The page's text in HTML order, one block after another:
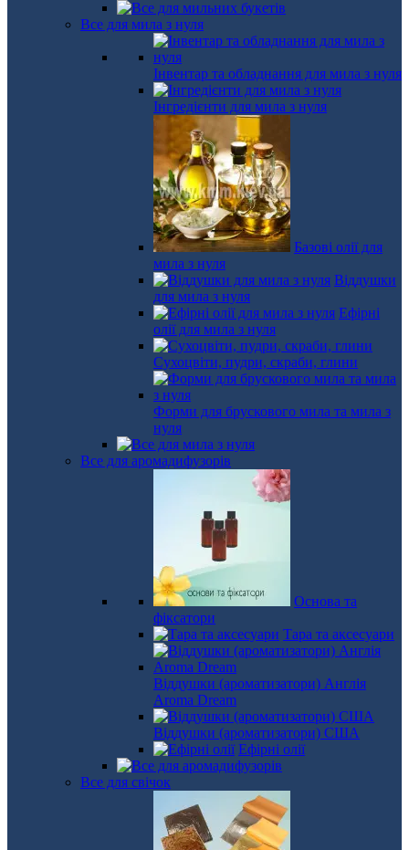
Все для мила з нуля
Інвентар та обладнання для мила з нуля
Інгредієнти для мила з нуля
Базові олії для
мила з нуля
Віддушки
для мила з нуля
Ефірні
олії для мила з нуля
Сухоцвіти, пудри, скраби, глини
Форми для брускового мила та мила з
нуля
Все для аромадифузорів
Основа та
фіксатори
Тара та аксесуари
Віддушки (ароматизатори) Англія
Aroma Dream
Віддушки (ароматизатори) США
Ефірні олії
Все для свічок